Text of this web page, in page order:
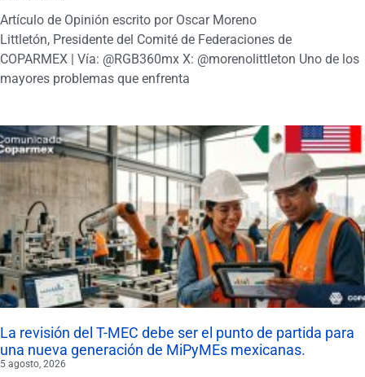
Artículo de Opinión escrito por Oscar Moreno
Littletón, Presidente del Comité de Federaciones de
COPARMEX | Vía: @RGB360mx X: @morenolittleton Uno de los
mayores problemas que enfrenta
La revisión del T-MEC debe ser el punto de partida para
una nueva generación de MiPyMEs mexicanas.
5 agosto, 2026